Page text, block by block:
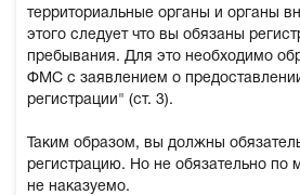
территориальные органы и органы
этого следует что вы обязаны
пребывания. Для это необходимо
ФМС с заявлением о
регистрации" (ст. 3).
Таким образом, вы должны
регистрацию. Но не обязательно по
не наказуемо.